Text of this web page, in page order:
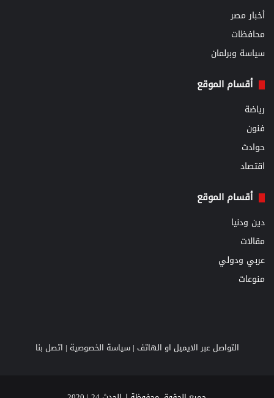
أخبار مصر
محافظات
سياسة وبرلمان
أقسام الموقع
رياضة
فنون
حوادث
اقتصاد
أقسام الموقع
دين ودنيا
مقالات
عربي ودولي
منوعات
التواصل عبر الايميل او الهاتف |سياسة الخصوصية | اتصل بنا